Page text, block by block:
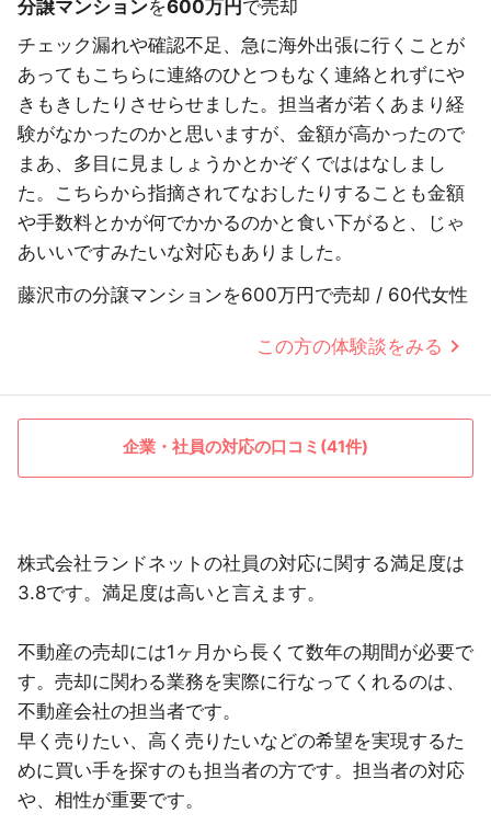
分譲マンションを600万円 で売却
チェック漏れや確認不足、急に海外出張に行くことが
あってもこちらに連絡のひとつもなく連絡とれずにや
きもきしたりさせらせました。担当者が若くあまり経
験がなかったのかと思いますが、金額が高かったので
まあ、多目に見ましょうかとかぞくでははなしまし
た。こちらから指摘されてなおしたりすることも金額
や手数料とかが何でかかるのかと食い下がると、じゃ
あいいですみたいな対応もありました。
藤沢市の分譲マンションを600万円で売却 / 60代女性
この方の体験談をみる
企業・社員の対応の口コミ(41件)
株式会社ランドネットの社員の対応に関する満足度は
3.8です。満足度は高いと言えます。
不動産の売却には1ヶ月から長くて数年の期間が必要で
す。売却に関わる業務を実際に行なってくれるのは、
不動産会社の担当者です。
早く売りたい、高く売りたいなどの希望を実現するた
めに買い手を探すのも担当者の方です。担当者の対応
や、相性が重要です。